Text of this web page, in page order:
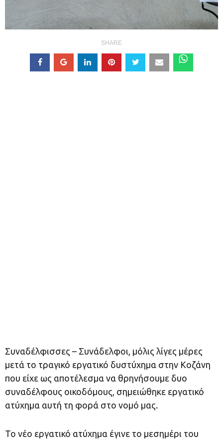
SHARE
Συναδέλφισσες – Συνάδελφοι, μόλις λίγες μέρες
μετά το τραγικό εργατικό δυστύχημα στην Κοζάνη
που είχε ως αποτέλεσμα να θρηνήσουμε δυο
συναδέλφους οικοδόμους, σημειώθηκε εργατικό
ατύχημα αυτή τη φορά στο νομό μας.
Το νέο εργατικό ατύχημα έγινε το μεσημέρι του